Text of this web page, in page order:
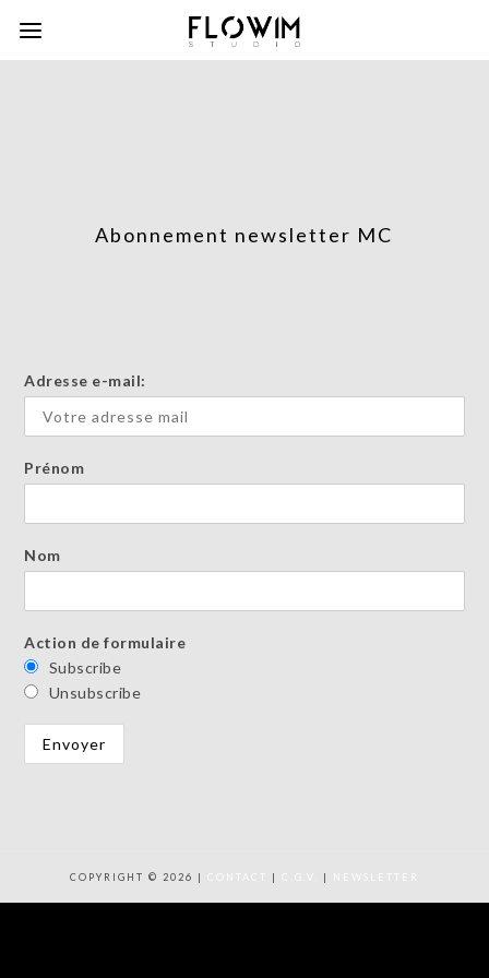
Abonnement newsletter MC
Adresse e-mail:
Prénom
Nom
Action de formulaire
Subscribe
Unsubscribe
COPYRIGHT © 2026 | CONTACT | | NEWSLETTER